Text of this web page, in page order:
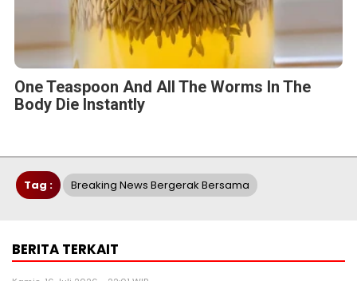
One Teaspoon And All The Worms In The
Body Die Instantly
Tag : Breaking News Bergerak Bersama
BERITA TERKAIT